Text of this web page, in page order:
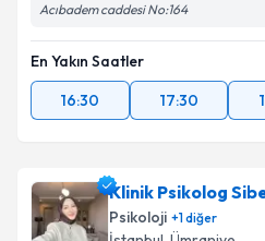
Acıbadem caddesi No:164
En Yakın Saatler
16:30
17:30
Klinik Psikolog
Psikoloji +1diğer